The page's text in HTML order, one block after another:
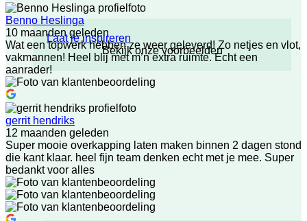
Laat je inspireren
Bekijk onze voorbeelden
Benno Heslinga
10 maanden geleden
Wat een topwerk hebben ze weer geleverd! Zo netjes en vlot,
vakmannen! Heel blij met m’n extra ruimte. Echt een
aanrader!
gerrit hendriks
12 maanden geleden
Super mooie overkapping laten maken binnen 2 dagen stond
die kant klaar. heel fijn team denken echt met je mee. Super
bedankt voor alles